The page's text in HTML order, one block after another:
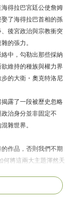
得拉巴宮廷公使詹姆
了海得拉巴首相的孫
後宮政治與宗教衝突
的張力。
中，勾勒出那些採納
維持的種族與權力界
的大衛・奧克特洛尼
露了一段被歷史忽略
治身分並非固定不
雜世界。
作品，否則我們不期
何將這兩大主題渾然天
重要的是，本書展現
卓越之處，只能說達